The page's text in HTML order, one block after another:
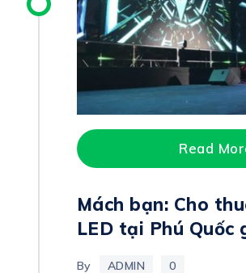
Read
Mách bạn: Cho
LED tại Phú Quốc
By ADMIN 0